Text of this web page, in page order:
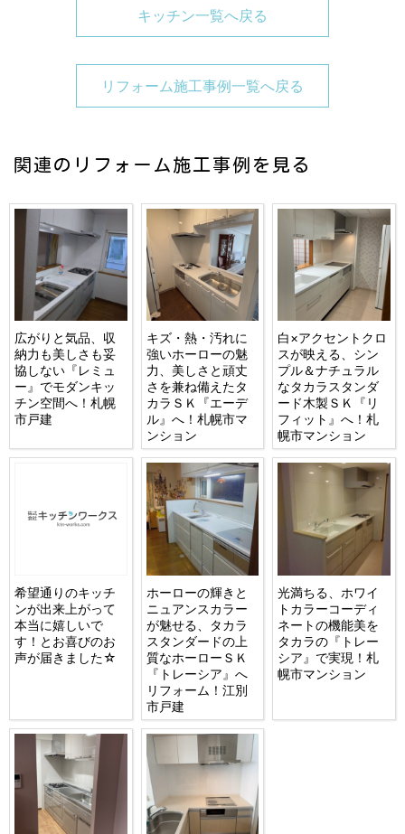
キッチン一覧へ戻る
リフォーム施工事例一覧へ戻る
関連のリフォーム施工事例を見る
広がりと気品、収
納力も美しさも妥
協しない『レミュ
ー』でモダンキッ
チン空間へ！札幌
市戸建
キズ・熱・汚れに
強いホーローの魅
力、美しさと頑丈
さを兼ね備えたタ
カラＳＫ『エーデ
ル』へ！札幌市マ
ンション
白×アクセントクロ
スが映える、シン
プル＆ナチュラル
なタカラスタンダ
ード木製ＳＫ『リ
フィット』へ！札
幌市マンション
希望通りのキッチ
ンが出来上がって
本当に嬉しいで
す！とお喜びのお
声が届きました☆
ホーローの輝きと
ニュアンスカラー
が魅せる、タカラ
スタンダードの上
質なホーローＳＫ
『トレーシア』へ
リフォーム！江別
市戸建
光満ちる、ホワイ
トカラーコーディ
ネートの機能美を
タカラの『トレー
シア』で実現！札
幌市マンション